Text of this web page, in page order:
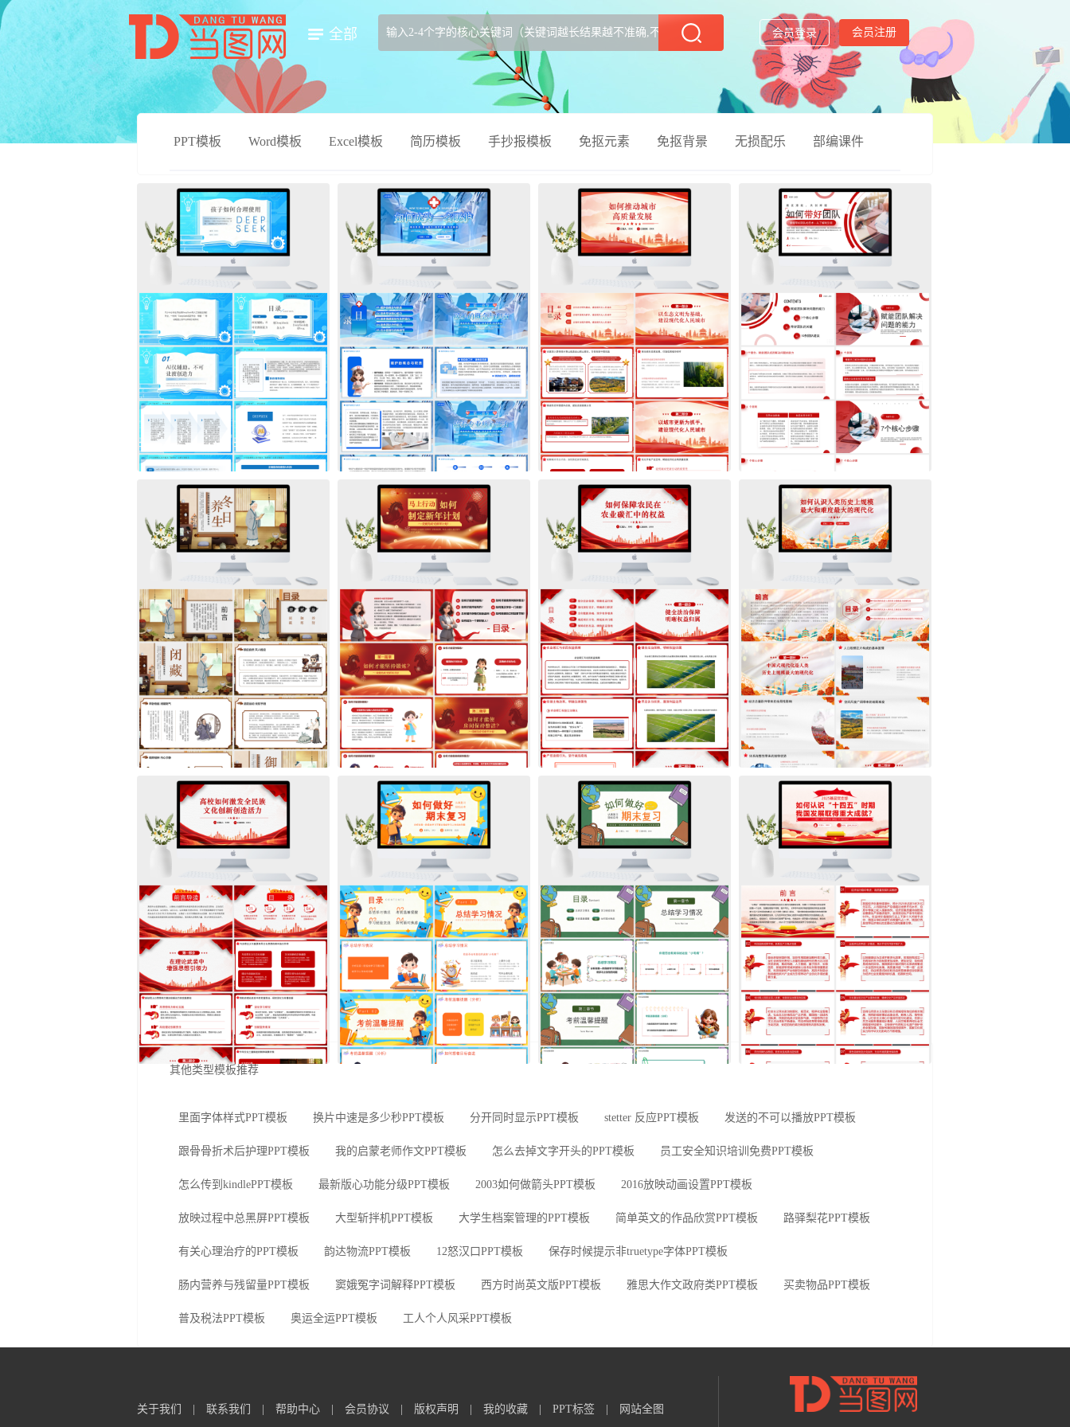
全部 会员登录 会员注册
PPT模板 Word模板 Excel模板 简历模板 手抄报模板 免抠元素 免抠背景 无损配乐 部编课件
其他类型模板推荐
里面字体样式PPT模板 换片中速是多少秒PPT模板 分开同时显示PPT模板 stetter 反应PPT模板 发送的不可以播放PPT模板
跟骨骨折术后护理PPT模板 我的启蒙老师作文PPT模板 怎么去掉文字开头的PPT模板 员工安全知识培训免费PPT模板
怎么传到kindlePPT模板 最新版心功能分级PPT模板 2003如何做箭头PPT模板 2016放映动画设置PPT模板
放映过程中总黑屏PPT模板 大型斩拌机PPT模板 大学生档案管理的PPT模板 简单英文的作品欣赏PPT模板 路驿梨花PPT模板
有关心理治疗的PPT模板 韵达物流PPT模板 12怒汉口PPT模板 保存时候提示非truetype字体PPT模板
肠内营养与残留量PPT模板 窦娥冤字词解释PPT模板 西方时尚英文版PPT模板 雅思大作文政府类PPT模板 买卖物品PPT模板
普及税法PPT模板 奥运全运PPT模板 工人个人风采PPT模板
关于我们 联系我们 帮助中心 会员协议 版权声明 我的收藏 PPT标签 网站全图